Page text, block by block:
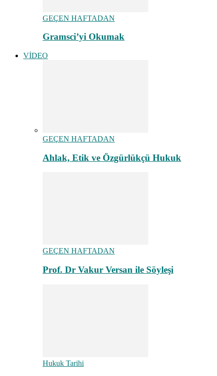
GEÇEN HAFTADAN
Gramsci’yi Okumak
VİDEO
GEÇEN HAFTADAN
Ahlak, Etik ve Özgürlükçü Hukuk
GEÇEN HAFTADAN
Prof. Dr Vakur Versan ile Söyleşi
Hukuk Tarihi